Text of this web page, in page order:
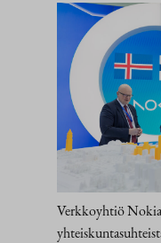
Verkkoyhtiö